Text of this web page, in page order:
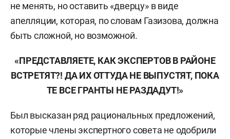
не менять, но оставить «дверцу» в виде
апелляции, которая, по словам Газизова, должна
быть сложной, но возможной.
«ПРЕДСТАВЛЯЕТЕ, КАК ЭКСПЕРТОВ В РАЙОНЕ
ВСТРЕТЯТ?! ДА ИХ ОТТУДА НЕ ВЫПУСТЯТ, ПОКА
ТЕ ВСЕ ГРАНТЫ НЕ РАЗДАДУТ!»
Был высказан ряд рациональных предложений,
которые члены экспертного совета не одобрили